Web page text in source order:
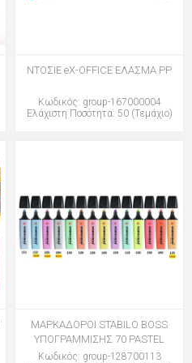
ΝΤΟΣΙΕ eX-OFFICE ΕΛΑΣΜΑ PP
Κωδικός: group-167000004
Ελάχιστη Ποσότητα: 50 (Τεμάχιο)
ΜΑΡΚΑΔΟΡΟΙ STABILO BOSS
ΥΠΟΓΡΑΜΜΙΣΗΣ 70 PASTEL
Κωδικός: group-128700113